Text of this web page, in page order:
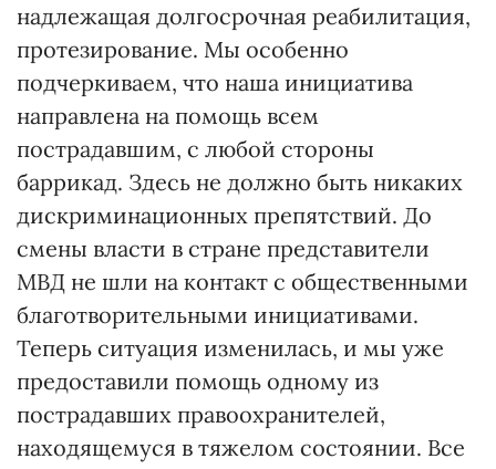
надлежащая долгосрочная реабилитация,
протезирование. Мы особенно
подчеркиваем, что наша инициатива
направлена на помощь всем
пострадавшим, с любой стороны
баррикад. Здесь не должно быть никаких
дискриминационных препятствий. До
смены власти в стране представители
МВД не шли на контакт с общественными
благотворительными инициативами.
Теперь ситуация изменилась, и мы уже
предоставили помощь одному из
пострадавших правоохранителей,
находящемуся в тяжелом состоянии. Все